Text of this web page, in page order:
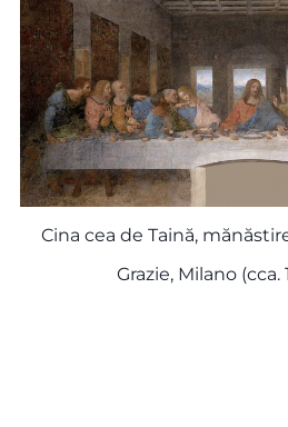
Cina cea de Taină,
Grazie, Milano (cca.